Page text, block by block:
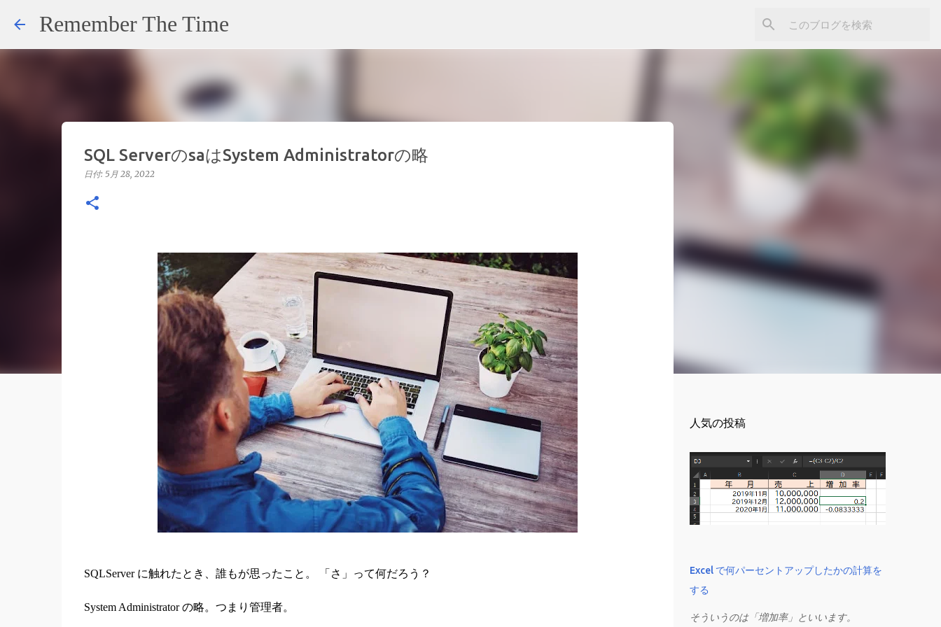
Remember The Time
SQL ServerのsaはSystem Administratorの略
日付: 5月 28, 2022
SQLServer に触れたとき、誰もが思ったこと。 「さ」って何だろう？
System Administrator の略。つまり管理者。
人気の投稿
Excel で何パーセントアップしたかの計算を
する
そういうのは「増加率」といいます。